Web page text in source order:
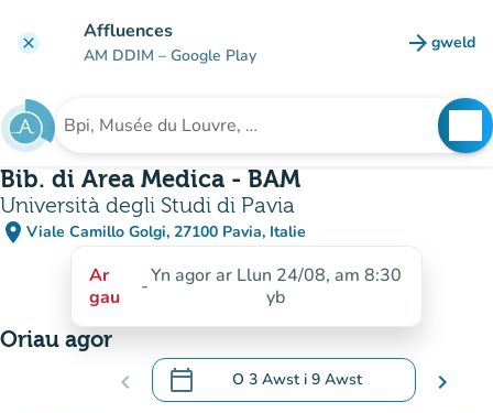
clear Affluences
AM DDIM – Google Play arrow_forward gweld
(tab
Chwilio am sefydliad
Bib. di Area Medica - BAM
Università degli Studi di Pavia
place Viale Camillo Golgi, 27100 Pavia, Italie
(agor yn Google Maps)
(tab newydd)
Ar
gau
-Yn agor ar Llun 24/08, am 8:30
yb
Oriau agor
chevron_left calendar_today O 3 Awst i 9 Awst
.Agor y calendr i newid dyddiadau chevron_right